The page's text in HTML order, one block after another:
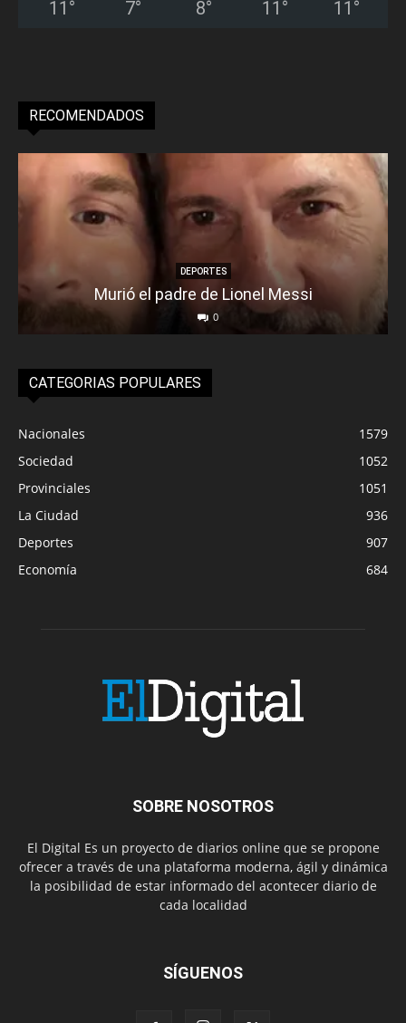
11 ° 7° 8° 11 ° 11 °
RECOMENDADOS
DEPORTES
Murió el padre de Lionel Messi
0
CATEGORIAS POPULARES
Nacionales
1579
Sociedad
1052
Provinciales
1051
La Ciudad
936
Deportes
907
Economía
684
SOBRE NOSOTROS
El Digital Es un proyecto de diarios online que se propone
ofrecer a través de una plataforma moderna, ágil y dinámica
la posibilidad de estar informado del acontecer diario de
cada localidad
SÍGUENOS